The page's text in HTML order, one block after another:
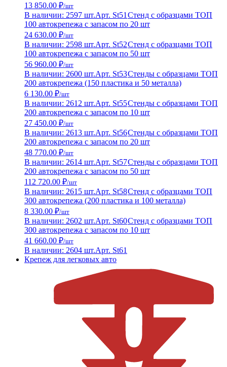
13 850.00 ₽/шт
В наличии: 2597 шт.Арт. St51 Стенд с образцами ТОП
100 автокрепежа с запасом по 20 шт
24 630.00 ₽/шт
В наличии: 2598 шт.Арт. St52Стенд с образцами ТОП
100 автокрепежа с запасом по 50 шт
56 960.00 ₽/шт
В наличии: 2600 шт.Арт. St53Стенды с образцами ТОП
200 автокрепежа (150 пластика и 50 металла)
6 130.00 ₽/шт
В наличии: 2612 шт.Арт. St55Стенды с образцами ТОП
200 автокрепежа с запасом по 10 шт
27 450.00 ₽/шт
В наличии: 2613 шт.Арт. St56Стенды с образцами ТОП
200 автокрепежа с запасом по 20 шт
48 770.00 ₽/шт
В наличии: 2614 шт.Арт. St57Стенды с образцами ТОП
200 автокрепежа с запасом по 50 шт
112 720.00 ₽/шт
В наличии: 2615 шт.Арт. St58Стенд с образцами ТОП
300 автокрепежа (200 пластика и 100 металла)
8 330.00 ₽/шт
В наличии: 2602 шт.Арт. St60Стенд с образцами ТОП
300 автокрепежа с запасом по 10 шт
41 660.00 ₽/шт
В наличии: 2604 шт.Арт. St61
Крепеж для легковых авто